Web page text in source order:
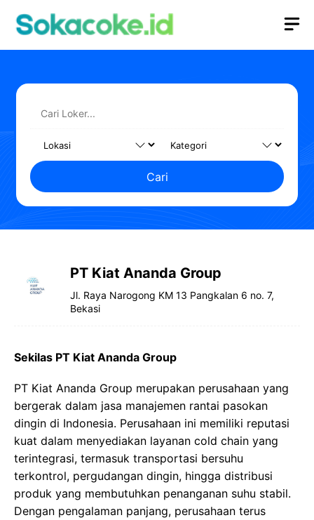
Cari
PT Kiat Ananda Group
Jl. Raya Narogong KM 13 Pangkalan 6 no. 7,
Bekasi
Sekilas PT Kiat Ananda Group
PT Kiat Ananda Group merupakan perusahaan yang
bergerak dalam jasa manajemen rantai pasokan
dingin di Indonesia. Perusahaan ini memiliki reputasi
kuat dalam menyediakan layanan cold chain yang
terintegrasi, termasuk transportasi bersuhu
terkontrol, pergudangan dingin, hingga distribusi
produk yang membutuhkan penanganan suhu stabil.
Dengan pengalaman panjang, perusahaan terus